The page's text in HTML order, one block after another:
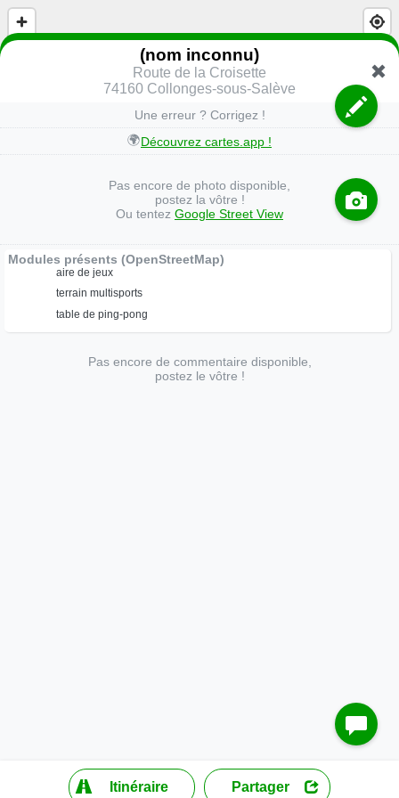
MapLibre OpenStreetMap contributors
(nom inconnu)
Route de la Croisette
74160 Collonges-sous-Salève
Une erreur ? Corrigez !
🌍Découvrez cartes.app !
Pas encore de photo disponible,
postez la vôtre !
Ou tentez Google Street View
Modules présents (OpenStreetMap)
aire de jeux
terrain multisports
table de ping-pong
Pas encore de commentaire disponible,
postez le vôtre !
Itinéraire Partager